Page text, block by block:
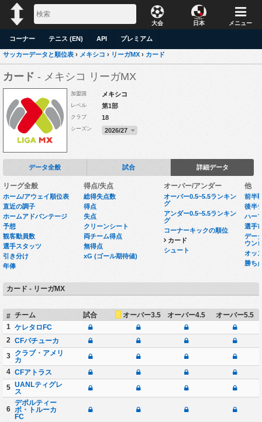
大会 日本 メニュー
コーナー テニス (EN) API プレミアム
サッカーデータと順位表 › メキシコ › リーガMX › カード
カード - メキシコ リーガMX
加盟国 メキシコ
レベル 第1部
クラブ 18
シーズン 2026/27
データ全般 試合 詳細データ
リーグ全般
ホーム/アウェイ順位表
直近の調子
ホームアドバンテージ
予想
観客動員数
選手スタッツ
引き分け
年俸
得点/失点
総得失点数
得点
失点
クリーンシート
両チーム得点
無得点
xG (ゴール期待値)
オーバー/アンダー
オーバー0.5~5.5ランキン
グ
アンダー0.5~5.5ランキン
グ
コーナーキックの順位
カード
シュート
他
前半
後半
ハー
選手
デー
ウン
オッ
勝ち
カード - リーガMX
# チーム 試合 オーバー3.5 オーバー4.5 オーバー5.5
1 ケレタロFC
2 CFパチューカ
3
クラブ・アメリ
カ
4 CFアトラス
5
UANLティグレ
ス
6
デポルティー
ボ・トルーカ
FC